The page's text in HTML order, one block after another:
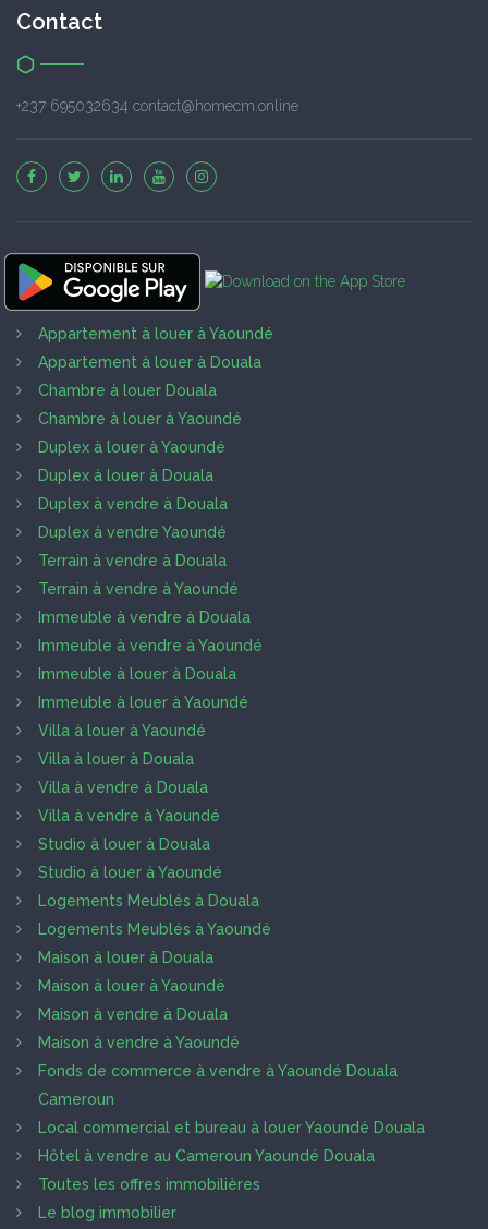
Contact
+237 695032634 contact@homecm.online
Appartement à louer à Yaoundé
Appartement à louer à Douala
Chambre à louer Douala
Chambre à louer à Yaoundé
Duplex à louer à Yaoundé
Duplex à louer à Douala
Duplex à vendre à Douala
Duplex à vendre Yaoundé
Terrain à vendre à Douala
Terrain à vendre à Yaoundé
Immeuble à vendre à Douala
Immeuble à vendre à Yaoundé
Immeuble à louer à Douala
Immeuble à louer à Yaoundé
Villa à louer à Yaoundé
Villa à louer à Douala
Villa à vendre à Douala
Villa à vendre à Yaoundé
Studio à louer à Douala
Studio à louer à Yaoundé
Logements Meublés à Douala
Logements Meublés à Yaoundé
Maison à louer à Douala
Maison à louer à Yaoundé
Maison à vendre à Douala
Maison à vendre à Yaoundé
Fonds de commerce à vendre à Yaoundé Douala
Cameroun
Local commercial et bureau à louer Yaoundé Douala
Hôtel à vendre au Cameroun Yaoundé Douala
Toutes les offres immobilières
Le blog immobilier